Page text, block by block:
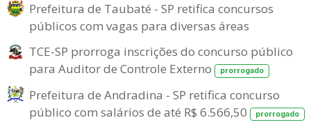
Prefeitura de Taubaté - SP retifica concursos
públicos com vagas para diversas áreas
TCE-SP prorroga inscrições do concurso público
para Auditor de Controle Externo
prorrogado
Prefeitura de Andradina - SP retifica concurso
público com salários de até R$ 6.566,50
prorrogado